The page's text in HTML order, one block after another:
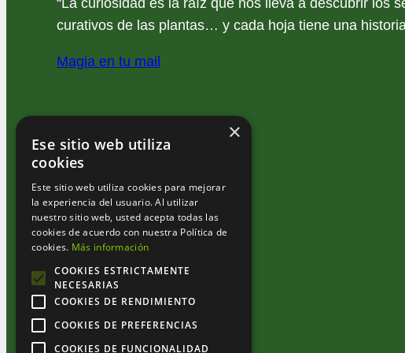
“La curiosidad es la raíz que nos lleva a descubrir los
curativos de las plantas… y cada hoja tiene una
Magia en tu mail
×
Ese sitio web utiliza
cookies
Este sitio web utiliza cookies para mejorar
la experiencia del usuario. Al utilizar
nuestro sitio web, usted acepta todas las
cookies de acuerdo con nuestra Política de
cookies. Más información
COOKIES ESTRICTAMENTE
NECESARIAS
COOKIES DE RENDIMIENTO
COOKIES DE PREFERENCIAS
COOKIES DE FUNCIONALIDAD